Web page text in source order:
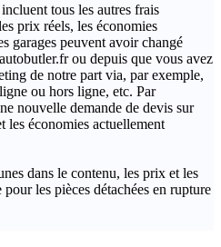
tous les autres frais
prix réels, les économies
garages peuvent avoir changé
ou depuis que vous avez
de notre part via, par exemple,
ou hors ligne, etc. Par
nouvelle demande de devis sur
économies actuellement
dans le contenu, les prix et les
les pièces détachées en rupture